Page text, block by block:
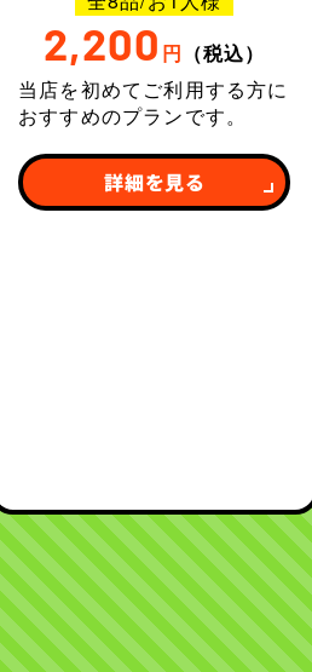
2,200 円 （税込）
当店を初めてご利用する方に
おすすめのプランです。
詳細を見る